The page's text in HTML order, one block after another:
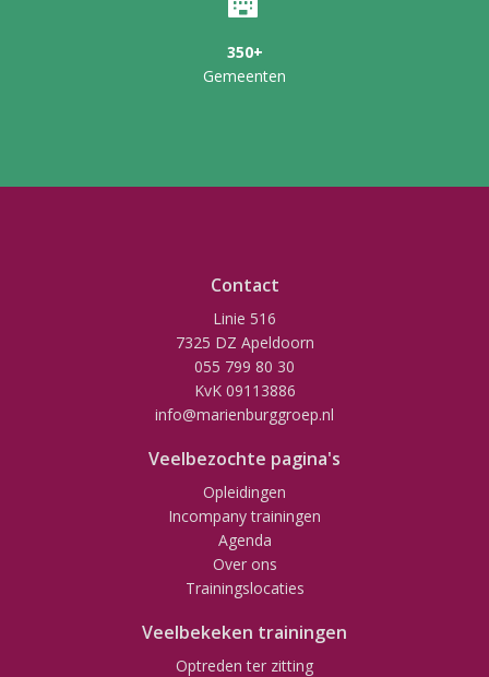
350+
Gemeenten
Contact
Linie 516
7325 DZ Apeldoorn
055 799 80 30
KvK 09113886
info@marienburggroep.nl
Veelbezochte pagina's
Opleidingen
Incompany trainingen
Agenda
Over ons
Trainingslocaties
Veelbekeken trainingen
Optreden ter zitting